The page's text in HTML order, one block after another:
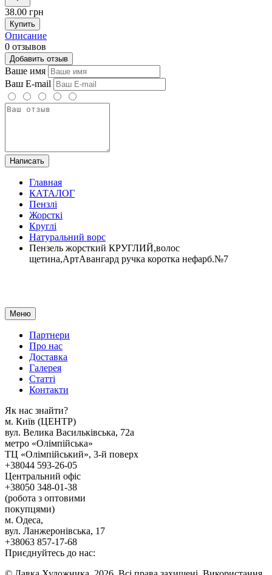
38.00 грн
Купить
Описание
0 отзывов
Добавить отзыв
Ваше имя
Ваш E-mail
Написать
Главная
КАТАЛОГ
Пензлі
Жорсткі
Круглі
Натуральний ворс
Пензель жорсткий КРУГЛИЙ,волос
щетина,АртАвангард ручка коротка нефарб.№7
Меню
Партнери
Про нас
Доставка
Галерея
Статтi
Контакти
Як наc знайти?
м. Киïв (ЦЕНТР)
вул. Велика Васильківська, 72а
метро «Олімпійська»
ТЦ «Олімпійський», 3-й поверх
+38044 593-26-05
Центральний офіс
+38050 348-01-38
(робота з оптовими
покупцями)
м. Одеса,
вул. Ланжеронівська, 17
+38063 857-17-68
Приєднуйтесь до нас: